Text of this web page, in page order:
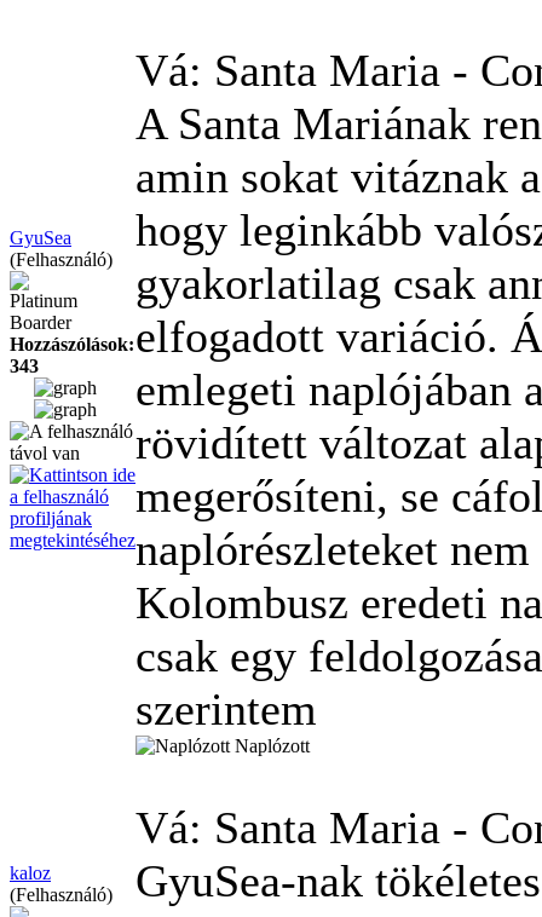
GyuSea
(Felhasználó)
Platinum
Boarder
Hozzászólások:
343
Vá: Santa Maria -
A Santa Mariának
amin sokat vitáznak
hogy leginkább
gyakorlatilag csak
elfogadott variáció.
emlegeti naplójában
rövidített változat
megerősíteni, se
naplórészleteket
Kolombusz eredeti
csak egy
szerintem
Naplózott
kaloz
(Felhasználó)
Vá: Santa Maria -
GyuSea-nak